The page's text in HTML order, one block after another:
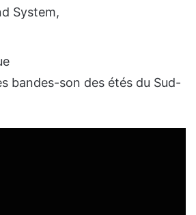
System,
bandes-son des étés du Sud-